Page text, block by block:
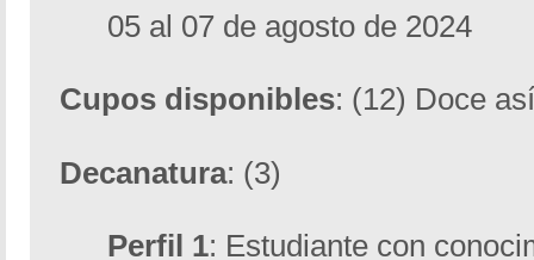
05 al 07 de agosto de 2024
Cupos disponibles: (12) Doce
Decanatura: (3)
Perfil 1: Estudiante con